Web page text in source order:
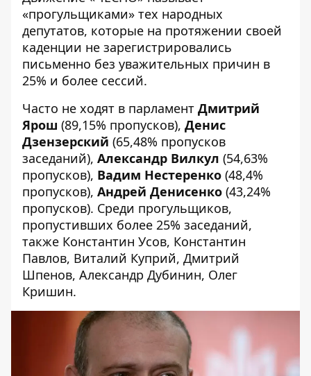
«прогульщиками» тех народных
депутатов, которые на протяжении своей
каденции не зарегистрировались
письменно без уважительных причин в
25% и более сессий.
Часто не ходят в парламент Дмитрий
Ярош (89,15% пропусков), Денис
Дзензерский (65,48% пропусков
заседаний), Александр Вилкул (54,63%
пропусков), Вадим Нестеренко (48,4%
пропусков), Андрей Денисенко (43,24%
пропусков). Среди прогульщиков,
пропустивших более 25% заседаний,
также Константин Усов, Константин
Павлов, Виталий Куприй, Дмитрий
Шпенов, Александр Дубинин, Олег
Кришин.